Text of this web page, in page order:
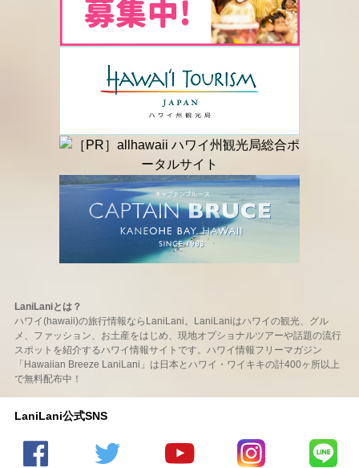
LaniLaniとは？
ハワイ(hawaii)の旅行情報ならLaniLani。LaniLaniはハワイの観光、グル
メ、ファッション、お土産をはじめ、現地オプショナルツアーや話題の流行
スポットを紹介するハワイ情報サイトです。ハワイ情報フリーマガジン
「Hawaiian Breeze LaniLani」は日本とハワイ・ワイキキの計400ヶ所以上
で無料配布中！
LaniLani公式SNS